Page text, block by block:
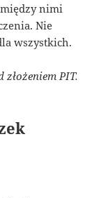
nimi
Nie
wszystkich.
PIT.